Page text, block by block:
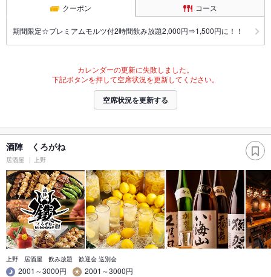
クーポン コース
期間限定☆プレミアムモルツ付2時間飲み放題2,000円⇒1,500円に！！
カレンダーの更新に失敗しました。
下記ボタンを押して空席状況を更新してください。
空席状況を更新する
酒陣 くろがね
居酒屋 上野
上野 居酒屋 飲み放題 歓迎会 送別会
2001～3000円
2001～3000円